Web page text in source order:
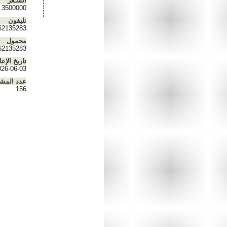
3500000
تليفون
محمول
تاريخ
06-03
عدد
156